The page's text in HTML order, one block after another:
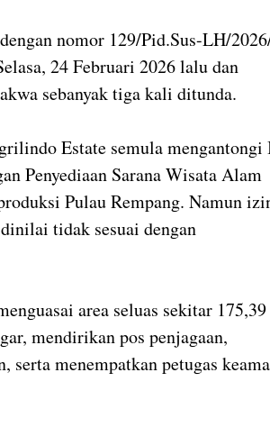
nomor 129/Pid.Sus-LH/
24 Februari 2026 lalu dan
sebanyak tiga kali ditunda.
Estate semula
Penyediaan Sarana Wisata Alam
Pulau Rempang. Namun
tidak sesuai dengan
area seluas sekitar 175,39
mendirikan pos penjagaan,
serta menempatkan petugas